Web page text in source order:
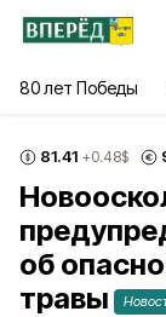
80 лет Победы
81.41 +0.48$
об
травы